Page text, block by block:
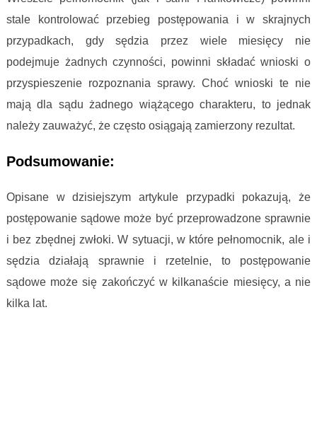
stale kontrolować przebieg postępowania i w skrajnych
przypadkach, gdy sędzia przez wiele miesięcy nie
podejmuje żadnych czynności, powinni składać wnioski o
przyspieszenie rozpoznania sprawy. Choć wnioski te nie
mają dla sądu żadnego wiążącego charakteru, to jednak
należy zauważyć, że często osiągają zamierzony rezultat.
Podsumowanie:
Opisane w dzisiejszym artykule przypadki pokazują, że
postępowanie sądowe może być przeprowadzone sprawnie
i bez zbędnej zwłoki. W sytuacji, w które pełnomocnik, ale i
sędzia działają sprawnie i rzetelnie, to postępowanie
sądowe może się zakończyć w kilkanaście miesięcy, a nie
kilka lat.